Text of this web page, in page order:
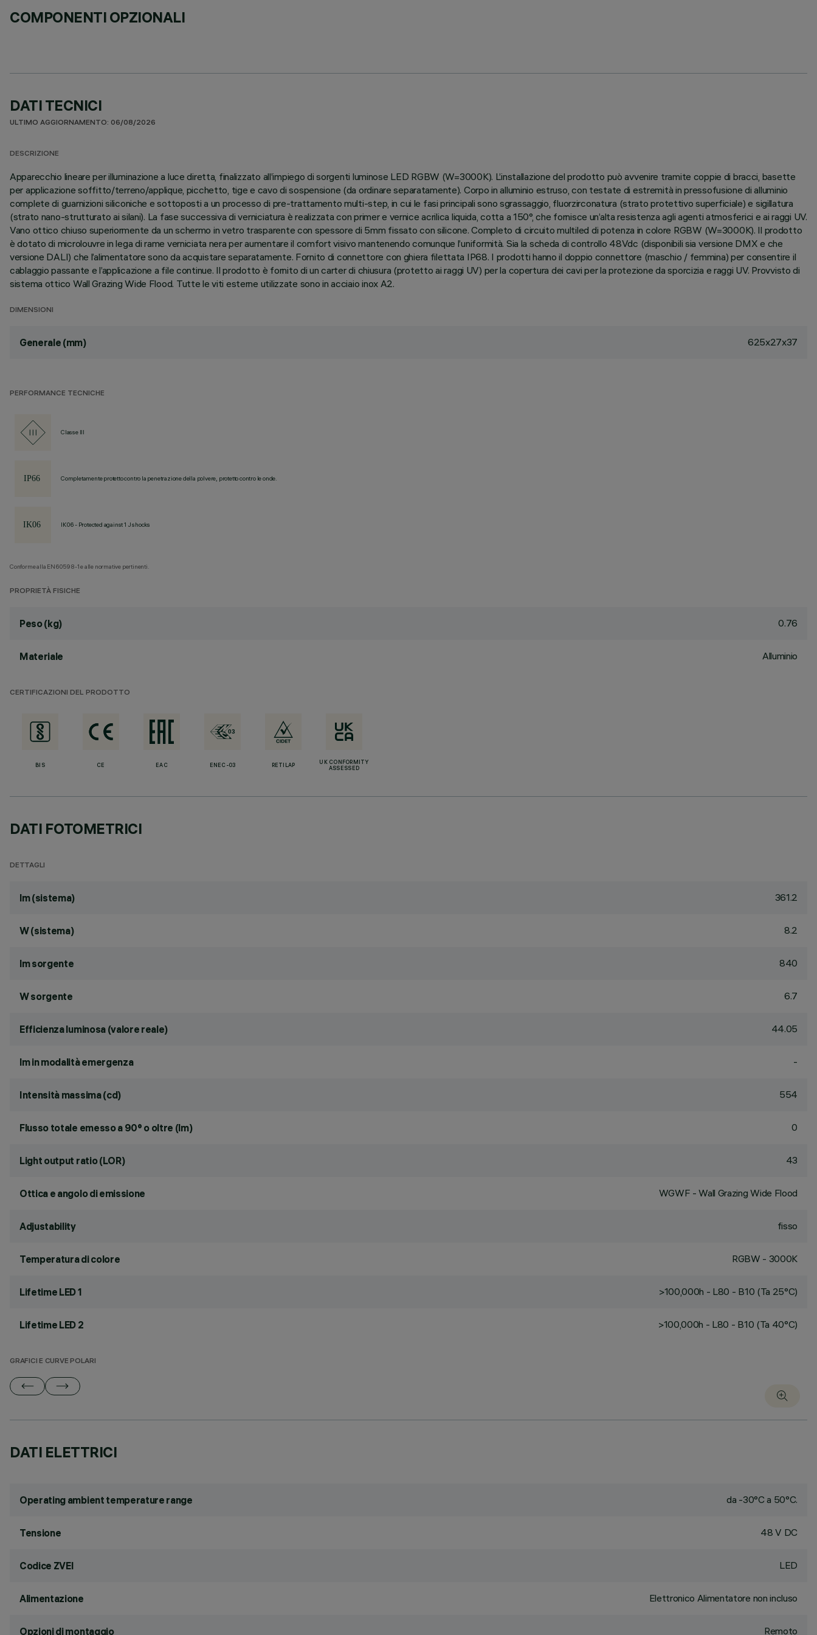
COMPONENTI OPZIONALI
DATI TECNICI
ULTIMO AGGIORNAMENTO: 06/08/2026
DESCRIZIONE
Apparecchio lineare per illuminazione a luce diretta, finalizzato all’impiego di sorgenti luminose LED RGBW (W=3000K). L’installazione del prodotto può avvenire tramite coppie di bracci, basette
per applicazione soffitto/terreno/applique, picchetto, tige e cavo di sospensione (da ordinare separatamente). Corpo in alluminio estruso, con testate di estremità in pressofusione di alluminio
complete di guarnizioni siliconiche e sottoposti a un processo di pre-trattamento multi-step, in cui le fasi principali sono sgrassaggio, fluorzirconatura (strato protettivo superficiale) e sigillatura
(strato nano-strutturato ai silani). La fase successiva di verniciatura è realizzata con primer e vernice acrilica liquida, cotta a 150°, che fornisce un’alta resistenza agli agenti atmosferici e ai raggi UV.
Vano ottico chiuso superiormente da un schermo in vetro trasparente con spessore di 5mm fissato con silicone. Completo di circuito multiled di potenza in colore RGBW (W=3000K). Il prodotto
è dotato di microlouvre in lega di rame verniciata nera per aumentare il comfort visivo mantenendo comunque l’uniformità. Sia la scheda di controllo 48Vdc (disponibili sia versione DMX e che
versione DALI) che l’alimentatore sono da acquistare separatamente. Fornito di connettore con ghiera filettata IP68. I prodotti hanno il doppio connettore (maschio / femmina) per consentire il
cablaggio passante e l’applicazione a file continue. Il prodotto è fornito di un carter di chiusura (protetto ai raggi UV) per la copertura dei cavi per la protezione da sporcizia e raggi UV. Provvisto di
sistema ottico Wall Grazing Wide Flood. Tutte le viti esterne utilizzate sono in acciaio inox A2.
DIMENSIONI
Generale (mm) 625x27x37
PERFORMANCE TECNICHE
Classe III
Completamente protetto contro la penetrazione della polvere, protetto contro le onde.
IK06 - Protected against 1 J shocks
Conforme alla EN60598-1 e alle normative pertinenti.
PROPRIETÀ FISICHE
Peso (kg) 0.76
Materiale Alluminio
CERTIFICAZIONI DEL PRODOTTO
BIS CE EAC ENEC-03 RETILAP
UK CONFORMITY
ASSESSED
DATI FOTOMETRICI
DETTAGLI
lm (sistema) 361.2
W (sistema) 8.2
lm sorgente 840
W sorgente 6.7
Efficienza luminosa (valore reale) 44.05
lm in modalità emergenza -
Intensità massima (cd) 554
Flusso totale emesso a 90° o oltre (lm) 0
Light output ratio (LOR) 43
Ottica e angolo di emissione WGWF - Wall Grazing Wide Flood
Adjustability fisso
Temperatura di colore RGBW - 3000K
Lifetime LED 1 >100,000h - L80 - B10 (Ta 25°C)
Lifetime LED 2 >100,000h - L80 - B10 (Ta 40°C)
GRAFICI E CURVE POLARI
DATI ELETTRICI
Operating ambient temperature range da -30°C a 50°C.
Tensione 48 V DC
Codice ZVEI LED
Alimentazione Elettronico Alimentatore non incluso
Opzioni di montaggio Remoto